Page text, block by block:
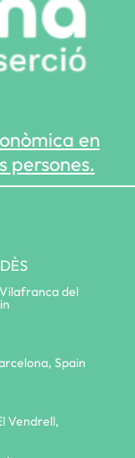
en
persones.
del
Spain
Vendrell,